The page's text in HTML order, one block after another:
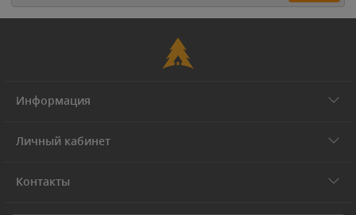
Информация
Личный кабинет
Контакты